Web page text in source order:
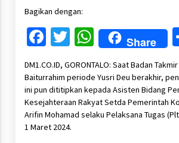
Bagikan dengan:
Facebook
Twitter
WhatsApp
Share
DM1.CO.ID, GORONTALO: Saat Badan
Baiturrahim periode Yusri Deu berakhir,
ini pun dititipkan kepada Asisten Bidang
Kesejahteraan Rakyat Setda Pemerintah
Arifin Mohamad selaku Pelaksana Tugas
1 Maret 2024.